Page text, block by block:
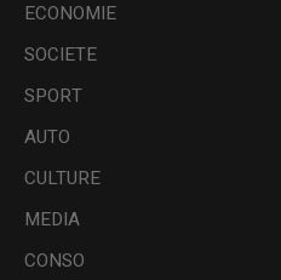
ECONOMIE
SOCIETE
SPORT
AUTO
CULTURE
MEDIA
CONSO